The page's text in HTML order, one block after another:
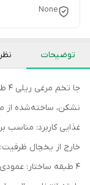
None
توضیحات
نشکن، ساخته‌شده از
غذایی کاربرد: مناسب